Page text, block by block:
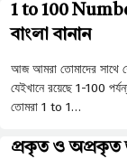
1 to 100
বাংলা বানান
আজ আমরা তোমাদের
যেইখানে রয়েছে 1-100
তোমরা 1 to 1…
প্রকৃত ও অপ্রকৃত